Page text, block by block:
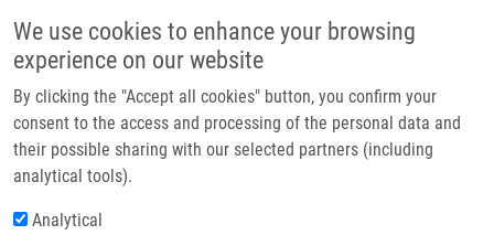
We use cookies to enhance your browsing
experience on our website
By clicking the "Accept all cookies" button, you confirm your
consent to the access and processing of the personal data and
their possible sharing with our selected partners (including
analytical tools).
Analytical
Header image